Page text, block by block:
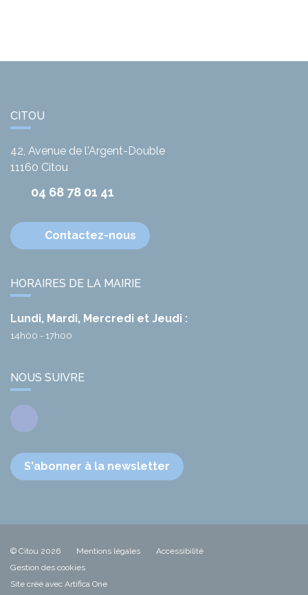
CITOU
42, Avenue de l'Argent-Double
11160 Citou
04 68 78 01 41
Contactez-nous
HORAIRES DE LA MAIRIE
Lundi, Mardi, Mercredi et Jeudi :
14h00 - 17h00
NOUS SUIVRE
Facebook
S'abonner à la newsletter
© Citou 2026 Mentions légales
Accessibilité
Gestion des cookies
Site créé avec Artifica One